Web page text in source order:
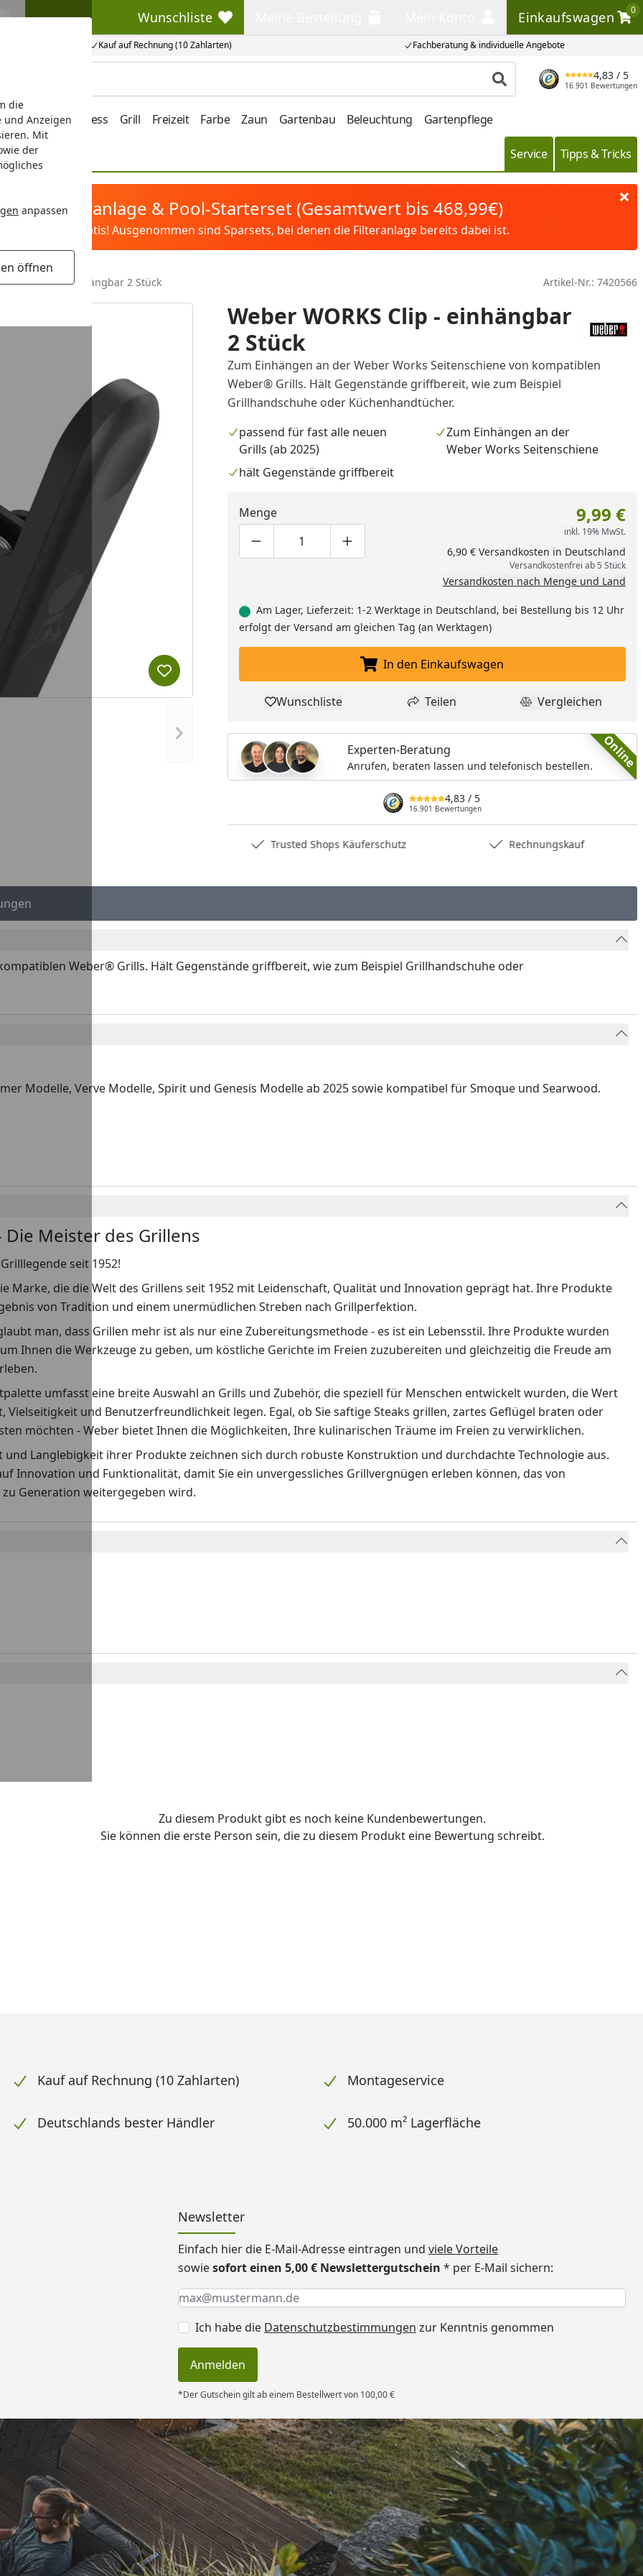
die
und Anzeigen
Mit
der
anpassen
öffnen
Kauf auf Rechnung (10 Zahlarten) Fachberatung & individuelle Angebote
Wunschliste
Wunschliste Einkaufswagen
0
Einkaufswagen
Produkt suchen
4,83 / 5
16.901 Bewertungen
Vordach Wellness Grill Freizeit Farbe Zaun Gartenbau Beleuchtung Gartenpflege
Service Tipps & Tricks
Sandfilteranlage & Pool-Starterset (Gesamtwert bis 468,99€)
Filter&Pflege gratis! Ausgenommen sind Sparsets, bei denen die Filteranlage bereits dabei ist.
Clip - einhängbar 2 Stück Artikel-Nr.: 7420566
Nächstes Bild anzeigen
Produkt zur Wunschliste hinzufügen
Weber WORKS Clip - einhängbar
2 Stück
Zum Einhängen an der Weber Works Seitenschiene von kompatiblen
Weber® Grills. Hält Gegenstände griffbereit, wie zum Beispiel
Grillhandschuhe oder Küchenhandtücher.
passend für fast alle neuen
Grills (ab 2025)
Zum Einhängen an der
Weber Works Seitenschiene
hält Gegenstände griffbereit
Menge
Produktmenge um eins verringern
Produktmenge manuell eingeben
Produktmenge um eins erhöhen
9,99 €
inkl. 19% MwSt.
6,90 € Versandkosten in Deutschland
Versandkostenfrei ab 5 Stück
Versandkosten nach Menge und Land
Am Lager, Lieferzeit: 1-2 Werktage in Deutschland, bei Bestellung bis 12 Uhr
erfolgt der Versand am gleichen Tag (an Werktagen)
In den Einkaufswagen legen
In den Einkaufswagen
Produkt zur Wunschliste hinzufügen
Wunschliste Teilen
Teilen Produkt
Vergleichen
Online
Experten-Beratung
Anrufen, beraten lassen und telefonisch bestellen.
4,83 / 5
16.901 Bewertungen
Trusted Shops Käuferschutz Rechnungskauf
Weber® Grills. Hält Gegenstände griffbereit, wie zum Beispiel Grillhandschuhe oder
Modelle, Verve Modelle, Spirit und Genesis Modelle ab 2025 sowie kompatibel für Smoque und Searwood.
Die Meister des Grillens
seit 1952!
Marke, die die Welt des Grillens seit 1952 mit Leidenschaft, Qualität und Innovation geprägt hat. Ihre Produkte
von Tradition und einem unermüdlichen Streben nach Grillperfektion.
man, dass Grillen mehr ist als nur eine Zubereitungsmethode - es ist ein Lebensstil. Ihre Produkte wurden
Ihnen die Werkzeuge zu geben, um köstliche Gerichte im Freien zuzubereiten und gleichzeitig die Freude am
umfasst eine breite Auswahl an Grills und Zubehör, die speziell für Menschen entwickelt wurden, die Wert
Vielseitigkeit und Benutzerfreundlichkeit legen. Egal, ob Sie saftige Steaks grillen, zartes Geflügel braten oder
möchten - Weber bietet Ihnen die Möglichkeiten, Ihre kulinarischen Träume im Freien zu verwirklichen.
und Langlebigkeit ihrer Produkte zeichnen sich durch robuste Konstruktion und durchdachte Technologie aus.
Innovation und Funktionalität, damit Sie ein unvergessliches Grillvergnügen erleben können, das von
Generation weitergegeben wird.
Zu diesem Produkt gibt es noch keine Kundenbewertungen.
Sie können die erste Person sein, die zu diesem Produkt eine Bewertung schreibt.
Kauf auf Rechnung (10 Zahlarten) Montageservice
Deutschlands bester Händler 50.000 m² Lagerfläche
Newsletter
Einfach hier die E-Mail-Adresse eintragen und viele Vorteile
sowiesofort einen 5,00 € Newslettergutschein * per E-Mail sichern:
Keine Eingabe erforderlich
Eingabe erforderlich
E-Mail *
Ich habe die Datenschutzbestimmungen zur Kenntnis genommen
Anmelden
*Der Gutschein gilt ab einem Bestellwert von 100,00 €
Ware passt
Dank
Versand